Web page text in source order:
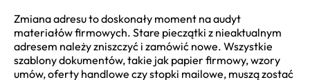
Zmiana adresu to doskonały moment na audyt
materiałów firmowych. Stare pieczątki z nieaktualnym
adresem należy zniszczyć i zamówić nowe. Wszystkie
szablony dokumentów, takie jak papier firmowy, wzory
umów, oferty handlowe czy stopki mailowe, muszą zostać